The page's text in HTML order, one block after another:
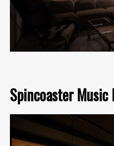
Spincoaster